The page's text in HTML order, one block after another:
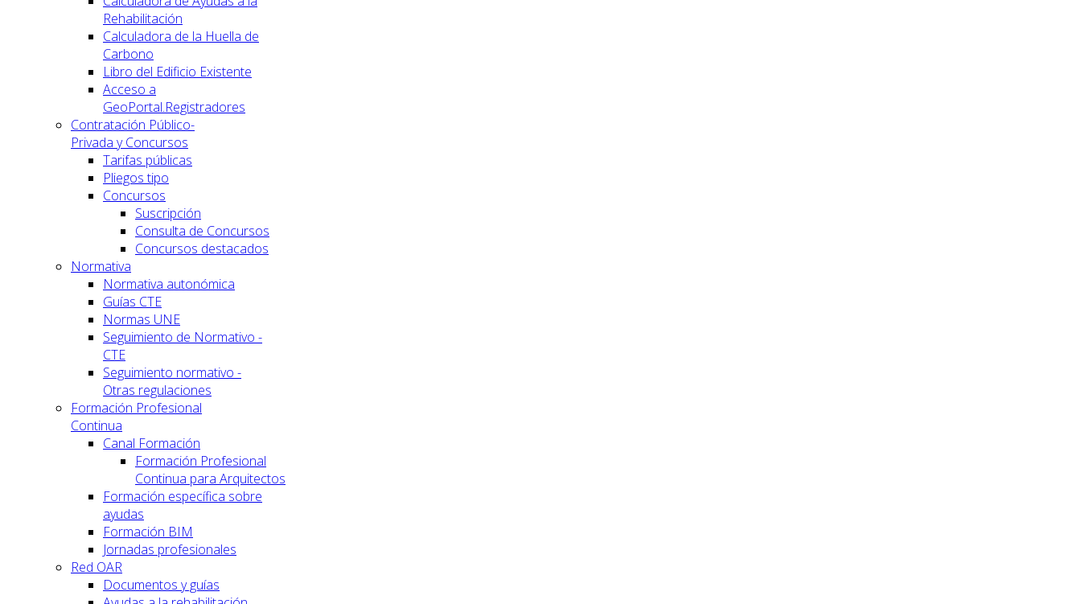
Rehabilitación
Calculadora de la Huella de
Carbono
Libro del Edificio Existente
Acceso a
GeoPortal.Registradores
Contratación Público-
Privada y Concursos
Tarifas públicas
Pliegos tipo
Concursos
Suscripción
Consulta de Concursos
Concursos destacados
Normativa
Normativa autonómica
Guías CTE
Normas UNE
Seguimiento de Normativo -
CTE
Seguimiento normativo -
Otras regulaciones
Formación Profesional
Continua
Canal Formación
Formación Profesional
Continua para Arquitectos
Formación específica sobre
ayudas
Formación BIM
Jornadas profesionales
Red OAR
Documentos y guías